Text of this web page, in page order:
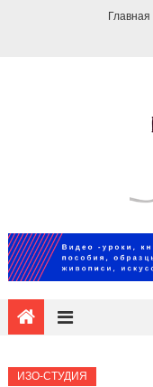
Главная
ИЗО-СТУДИЯ